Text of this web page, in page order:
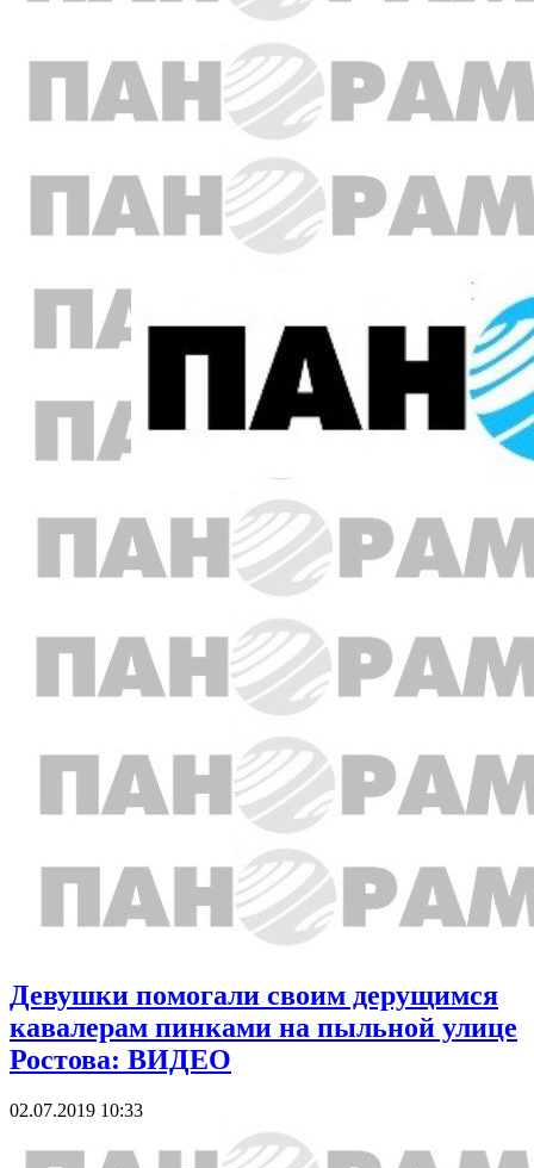
Девушки помогали своим дерущимся
кавалерам пинками на пыльной улице
Ростова: ВИДЕО
02.07.2019 10:33